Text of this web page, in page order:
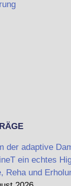
der adaptive
ein echtes
Reha und